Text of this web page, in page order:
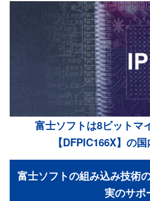
富士ソフトは8ビットマ
【DFPIC166X】の
富士ソフトの組み込み技術
実のサポ